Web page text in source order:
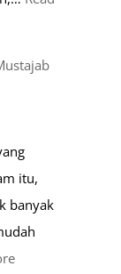
itu,
banyak
: